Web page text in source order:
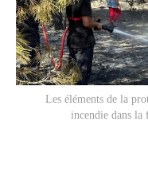
Les éléments de la
incendie dans la